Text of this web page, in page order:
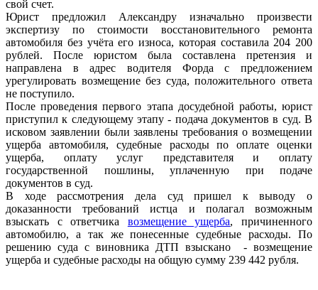
свой счет.
Юрист предложил Александру изначально произвести
экспертизу по стоимости восстановительного ремонта
автомобиля без учёта его износа, которая составила 204 200
рублей. После юристом была составлена претензия и
направлена в адрес водителя Форда с предложением
урегулировать возмещение без суда, положительного ответа
не поступило.
После проведения первого этапа досудебной работы, юрист
приступил к следующему этапу - подача документов в суд. В
исковом заявлении были заявлены требования о возмещении
ущерба автомобиля, судебные расходы по оплате оценки
ущерба, оплату услуг представителя и оплату
государственной пошлины, уплаченную при подаче
документов в суд.
В ходе рассмотрения дела суд пришел к выводу о
доказанности требований истца и полагал возможным
взыскать с ответчика возмещение ущерба, причиненного
автомобилю, а так же понесенные судебные расходы. По
решению суда с виновника ДТП взыскано - возмещение
ущерба и судебные расходы на общую сумму 239 442 рубля.